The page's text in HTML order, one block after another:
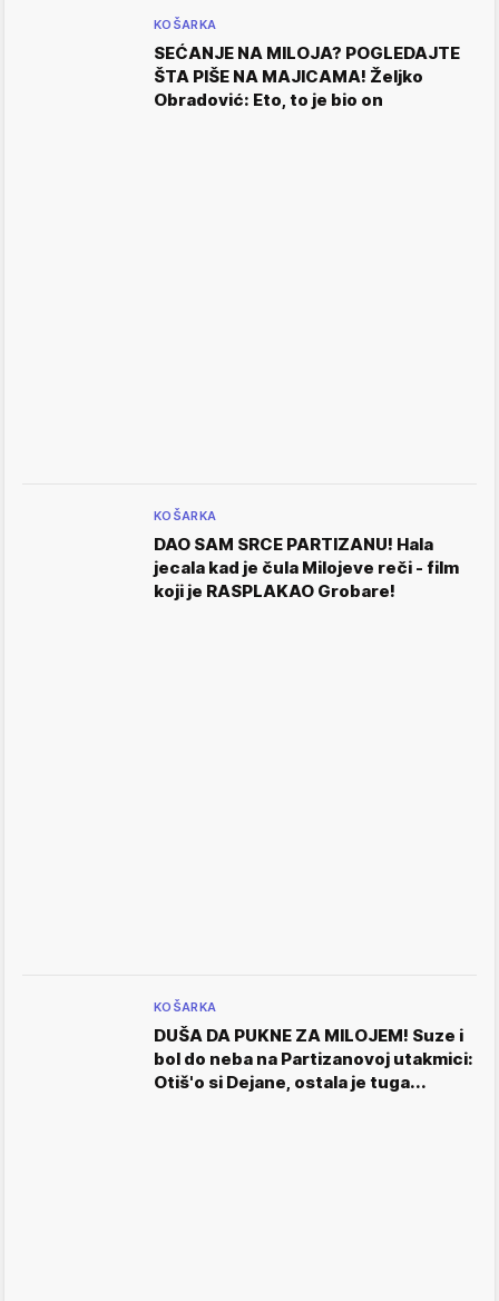
KOŠARKA
SEĆANJE NA MILOJA? POGLEDAJTE
ŠTA PIŠE NA MAJICAMA! Željko
Obradović: Eto, to je bio on
KOŠARKA
DAO SAM SRCE PARTIZANU! Hala
jecala kad je čula Milojeve reči - film
koji je RASPLAKAO Grobare!
KOŠARKA
DUŠA DA PUKNE ZA MILOJEM! Suze i
bol do neba na Partizanovoj utakmici:
Otiš'o si Dejane, ostala je tuga...